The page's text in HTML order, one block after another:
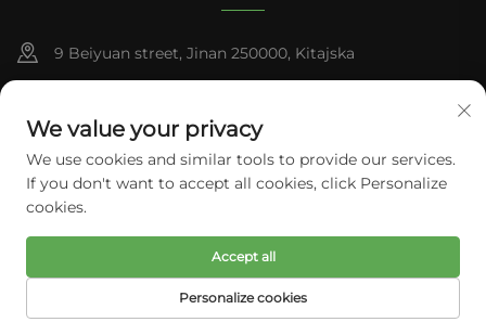
9 Beiyuan street, Jinan 250000, Kitajska
[email protected]
Avtorske pravice © 2026 Tianhui Sports. Vse pravice pridržane.
Pravilnik o zasebnosti
We value your privacy
We use cookies and similar tools to provide our services.
If you don't want to accept all cookies, click Personalize
cookies.
Personalize cookies
Accept all